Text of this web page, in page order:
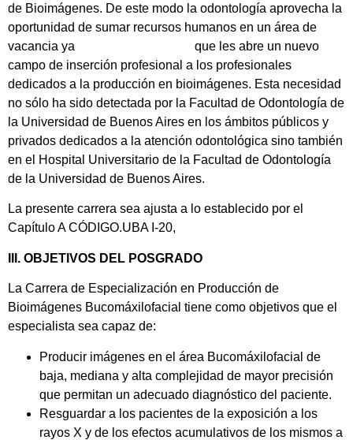
de Bioimágenes. De este modo la odontología aprovecha la
oportunidad de sumar recursos humanos en un área de
vacancia ya que les abre un nuevo
campo de inserción profesional a los profesionales
dedicados a la producción en bioimágenes. Esta necesidad
no sólo ha sido detectada por la Facultad de Odontología de
la Universidad de Buenos Aires en los ámbitos públicos y
privados dedicados a la atención odontológica sino también
en el Hospital Universitario de la Facultad de Odontología
de la Universidad de Buenos Aires.
La presente carrera sea ajusta a lo establecido por el
Capítulo A CÓDIGO.UBA I-20,
III. OBJETIVOS DEL POSGRADO
La Carrera de Especialización en Producción de
Bioimágenes Bucomáxilofacial tiene como objetivos que el
especialista sea capaz de:
Producir imágenes en el área Bucomáxilofacial de
baja, mediana y alta complejidad de mayor precisión
que permitan un adecuado diagnóstico del paciente.
Resguardar a los pacientes de la exposición a los
rayos X y de los efectos acumulativos de los mismos a